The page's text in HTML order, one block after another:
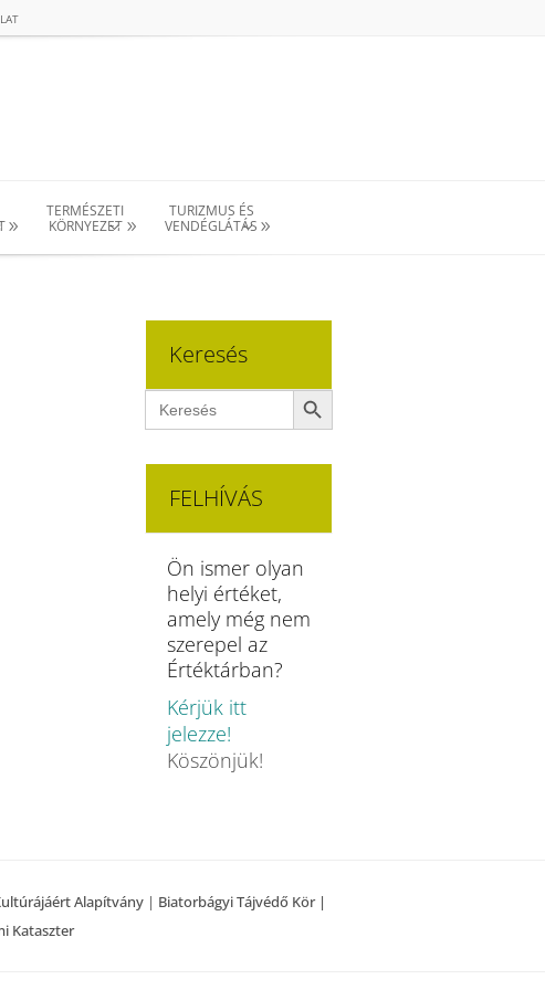
TERMÉSZETI
KÖRNYEZET
TURIZMUS ÉS
VENDÉGLÁTÁS
Keresés
Search
for:
Search Button
FELHÍVÁS
Ön ismer olyan
helyi értéket,
amely még nem
szerepel az
Értéktárban?
Kérjük itt
jelezze!
Köszönjük!
Alapítvány | Biatorbágyi Tájvédő Kör |
Kataszter